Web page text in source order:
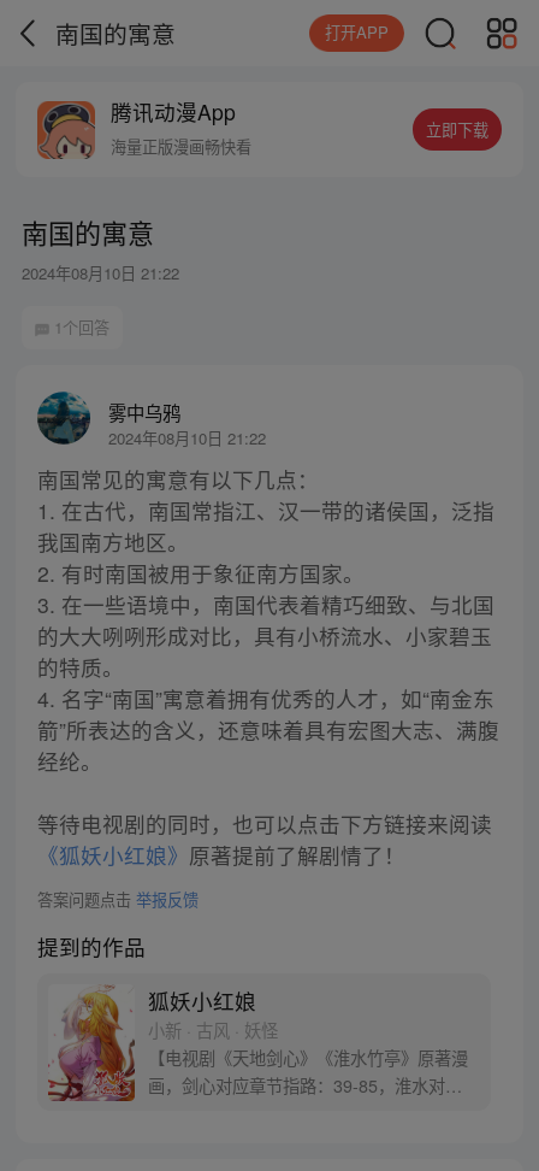
南国的寓意 打开APP
腾讯动漫App
海量正版漫画畅快看
立即下载
南国的寓意
2024年08月10日 21:22
1个回答
雾中乌鸦
2024年08月10日 21:22
南国常见的寓意有以下几点：
1. 在古代，南国常指江、汉一带的诸侯国，泛指
我国南方地区。
2. 有时南国被用于象征南方国家。
3. 在一些语境中，南国代表着精巧细致、与北国
的大大咧咧形成对比，具有小桥流水、小家碧玉
的特质。
4. 名字“南国”寓意着拥有优秀的人才，如“南金东
箭”所表达的含义，还意味着具有宏图大志、满腹
经纶。
等待电视剧的同时，也可以点击下方链接来阅读
《狐妖小红娘》 原著提前了解剧情了！
答案问题点击 举报反馈
提到的作品
狐妖小红娘
小新 · 古风 · 妖怪
【电视剧《天地剑心》《淮水竹亭》原著漫
画，剑心对应章节指路：39-85，淮水对应